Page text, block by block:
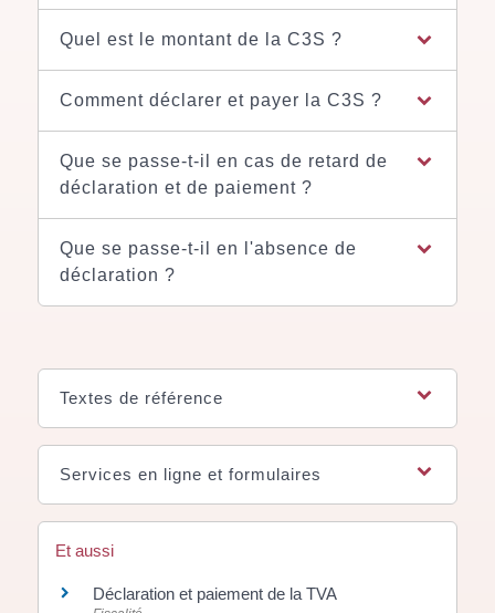
Quel est le montant de la C3S ?
Comment déclarer et payer la C3S ?
Que se passe-t-il en cas de retard de
déclaration et de paiement ?
Que se passe-t-il en l'absence de
déclaration ?
Textes de référence
Services en ligne et formulaires
Et aussi
Déclaration et paiement de la TVA